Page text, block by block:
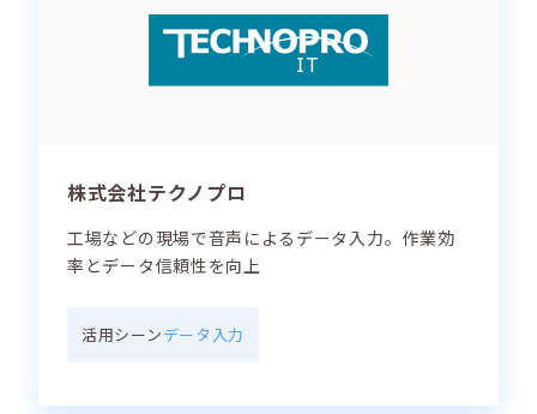
株式会社テクノプロ
工場などの現場で音声によるデータ入力。作業効
率とデータ信頼性を向上
活用シーンデータ入力